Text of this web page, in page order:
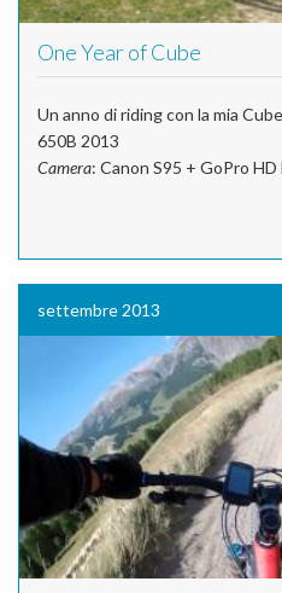
One Year of Cube
Un anno di riding con la mia
650B 2013
Camera: Canon S95 + GoPro HD
settembre 2013